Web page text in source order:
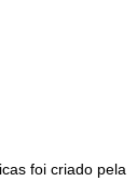
foi criado pela